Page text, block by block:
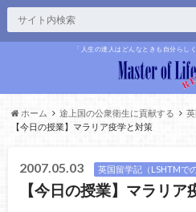
「人生の達人はどんなときも自分らし
ホーム 途上国の公衆衛生に貢献する
【今日の授業】マラリア疫学と対策
2007.05.03 英国留学記（LSHTMで
【今日の授業】マラリア